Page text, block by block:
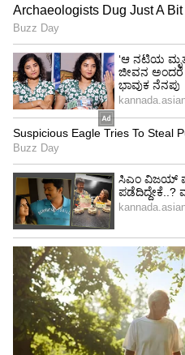
ತುಮಕೂರು ಜಿಲ್ಲಾಧಿಕಾರಿಗಳ
ನ್ಯಾಷನಲ್‌ ನಾರ್ಕೋಟಿಕ್ಸ್‌
ಸಭೆಯ ಅಧ್ಯಕ್ಷತೆ ವಹಿಸಿ ಡಿಸಿ
ಮಾತನಾಡಿದÜರು. ಎಸ್ಪಿ
ಇದ್ದರು.